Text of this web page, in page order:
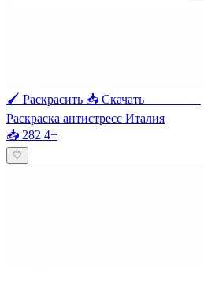
🖌 Раскрасить 📥 Скачать
Раскраска антистресс Италия
📥 282 4+
♡